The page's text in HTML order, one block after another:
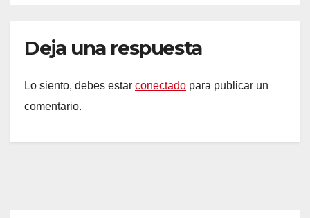
Deja una respuesta
Lo siento, debes estar conectado para publicar un
comentario.